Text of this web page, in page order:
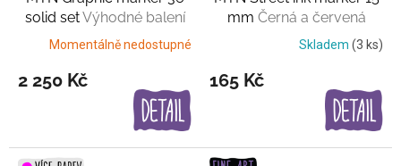
solid setVýhodné balení
Momentálně nedostupné
2 250 Kč
mm Černá a červená
Skladem (3 ks)
165 Kč